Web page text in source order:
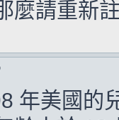
麼請重新
年美國的